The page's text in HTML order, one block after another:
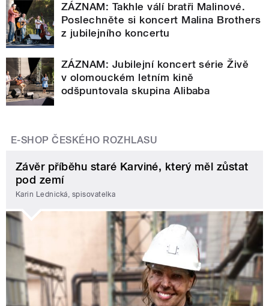
ZÁZNAM: Takhle válí bratři Malinové.
Poslechněte si koncert Malina Brothers
z jubilejního koncertu
ZÁZNAM: Jubilejní koncert série Živě
v olomouckém letním kině
odšpuntovala skupina Alibaba
E-SHOP ČESKÉHO ROZHLASU
Závěr příběhu staré Karviné, který měl zůstat
pod zemí
Karin Lednická, spisovatelka